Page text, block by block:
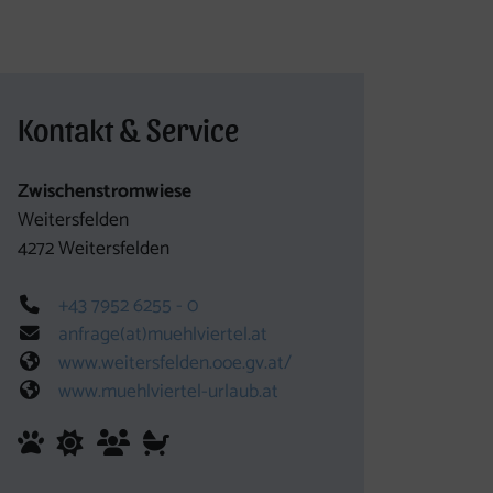
Element
Kontakt & Service
Zwischenstromwiese
Weitersfelden
4272Weitersfelden
Telefon
+43 7952 6255 - 0
E-Mail
anfrage(at)muehlviertel.at
Web
www.weitersfelden.ooe.gv.at/
Web
www.muehlviertel-urlaub.at
Haustiere sind herzlich willkommen
für jedes Wetter geeignet
für Gruppen geeignet
Kinderwagentauglich